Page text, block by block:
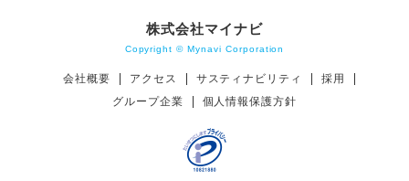
株式会社マイナビ
Copyright © Mynavi Corporation
会社概要 アクセス サスティナビリティ
採用
グループ企業
個人情報保護方針